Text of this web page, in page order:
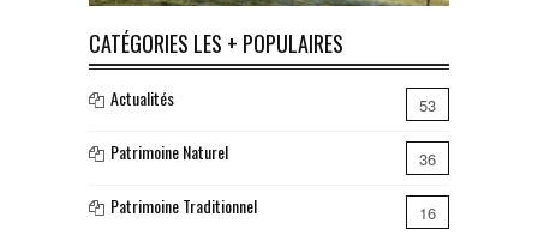
CATÉGORIES LES + POPULAIRES
Actualités 53
Patrimoine Naturel 36
Patrimoine Traditionnel 16